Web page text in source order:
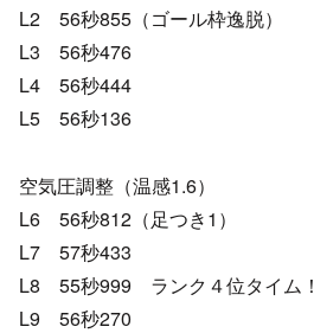
L2 56秒855（ゴール枠逸脱）
L3 56秒476
L4 56秒444
L5 56秒136
空気圧調整（温感1.6）
L6 56秒812（足つき1）
L7 57秒433
L8 55秒999 ランク４位タイム！
L9 56秒270